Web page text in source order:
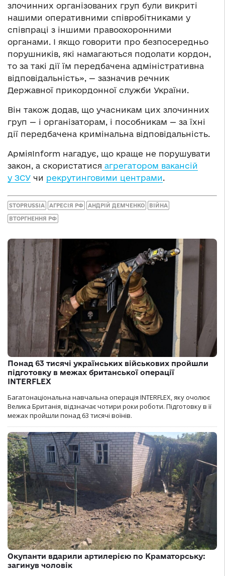
злочинних організованих груп були викриті
нашими оперативними співробітниками у
співпраці з іншими правоохоронними
органами. І якщо говорити про безпосередньо
порушників, які намагаються подолати кордон,
то за такі дії їм передбачена адміністративна
відповідальність», — зазначив речник
Державної прикордонної служби України.
Він також додав, що учасникам цих злочинних
груп — і організаторам, і пособникам — за їхні
дії передбачена кримінальна відповідальність.
АрміяInform нагадує, що краще не порушувати
закон, а скористатися агрегатором вакансій
у ЗСУ чи рекрутинговими центрами.
STOPRUSSIA АГРЕСІЯ РФ АНДРІЙ ДЕМЧЕНКО ВІЙНА
ВТОРГНЕННЯ РФ
Понад 63 тисячі українських військових пройшли
підготовку в межах британської операції
INTERFLEX
Багатонаціональна навчальна операція INTERFLEX, яку очолює
Велика Британія, відзначає чотири роки роботи. Підготовку в її
межах пройшли понад 63 тисячі воїнів.
Окупанти вдарили артилерією по Краматорську:
загинув чоловік